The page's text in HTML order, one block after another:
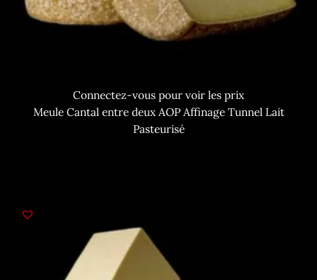
Connectez-vous pour voir les prix
Meule Cantal entre deux AOP Affinage Tunnel Lait
Pasteurisé